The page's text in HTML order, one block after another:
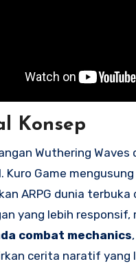
Konsep
Wuthering Waves
Kuro Game
ARPG dunia terbuka
yang lebih responsif,
combat mechanics
cerita naratif yang